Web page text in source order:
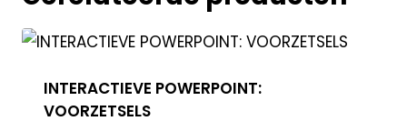
INTERACTIEVE POWERPOINT:
VOORZETSELS